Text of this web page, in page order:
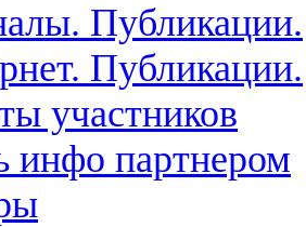
Публикации.
Публикации.
участников
инфо партнером